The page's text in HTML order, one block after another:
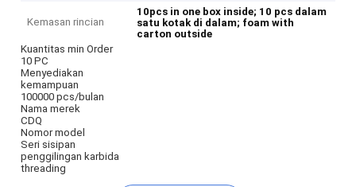
Kemasan rincian
10pcs in one box inside; 10 pcs dalam
satu kotak di dalam; foam with
carton outside
Kuantitas min Order
10 PC
Menyediakan
kemampuan
100000 pcs/bulan
Nama merek
CDQ
Nomor model
Seri sisipan
penggilingan karbida
threading